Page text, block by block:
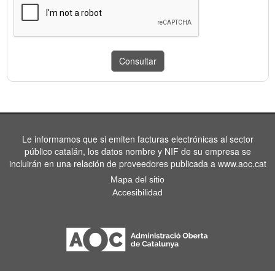
Le informamos que si emiten facturas electrónicas al sector
público catalán, los datos nombre y NIF de su empresa se
incluirán en una relación de proveedores publicada a www.aoc.cat
Mapa del sitio
Accesibilidad